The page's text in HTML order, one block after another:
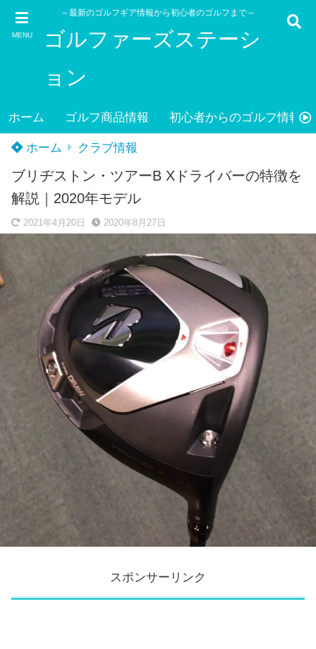
MENU
～最新のゴルフギア情報から初心者のゴルフまで～
ゴルファーズステーシ
ョン
ホーム ゴルフ商品情報 初心者からのゴルフ情報
ホーム クラブ情報
ブリヂストン・ツアーB Xドライバーの特徴を
解説｜2020年モデル
2021年4月20日 2020年8月27日
スポンサーリンク